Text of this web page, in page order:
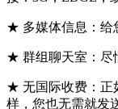
★ 多媒体信息：给
★ 群组聊天室：尽
★ 无国际收费：正
样，您也无需就发